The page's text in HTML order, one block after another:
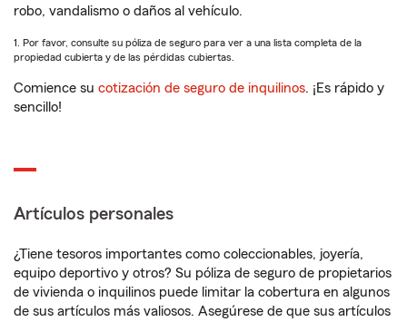
robo, vandalismo o daños al vehículo.
1. Por favor, consulte su póliza de seguro para ver a una lista completa de la
propiedad cubierta y de las pérdidas cubiertas.
Comience su cotización de seguro de inquilinos. ¡Es rápido y
sencillo!
Artículos personales
¿Tiene tesoros importantes como coleccionables, joyería,
equipo deportivo y otros? Su póliza de seguro de propietarios
de vivienda o inquilinos puede limitar la cobertura en algunos
de sus artículos más valiosos. Asegúrese de que sus artículos